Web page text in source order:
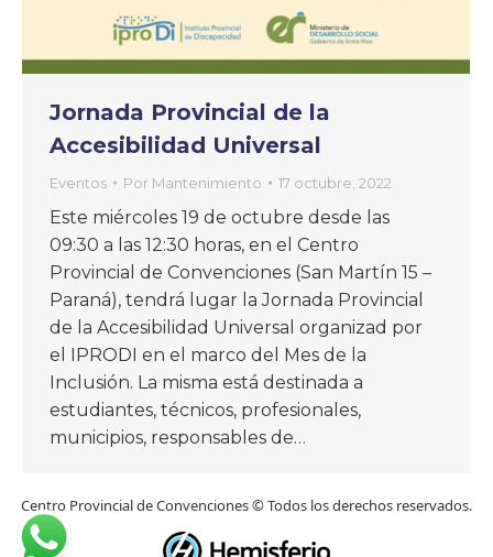
Jornada Provincial de la
Accesibilidad Universal
Eventos Por Mantenimiento 17 octubre, 2022
Este miércoles 19 de octubre desde las
09:30 a las 12:30 horas, en el Centro
Provincial de Convenciones (San Martín 15 –
Paraná), tendrá lugar la Jornada Provincial
de la Accesibilidad Universal organizad por
el IPRODI en el marco del Mes de la
Inclusión. La misma está destinada a
estudiantes, técnicos, profesionales,
municipios, responsables de…
Centro Provincial de Convenciones © Todos los derechos reservados.